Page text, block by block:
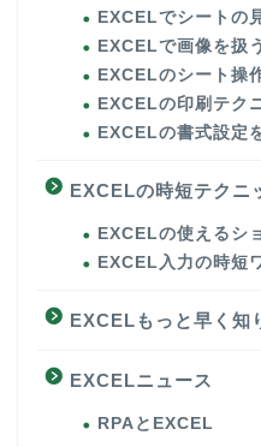
EXCELでシートの
EXCELで画像を扱う
EXCELのシート操
EXCELの印刷テク
EXCELの書式設定
EXCELの時短テクニ
EXCELの使えるシ
EXCEL入力の時短
EXCELもっと早く知
EXCELニュース
RPAとEXCEL